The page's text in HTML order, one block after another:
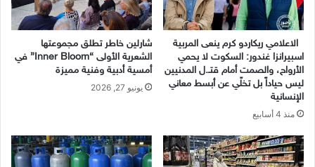
الاعلامي ريكاردو كرم ينعى المربية
اسبيرانزا غندور: السكوت لا يحمي
الأرواح، والصمت أمام قتـ.ل المدنيين
ليس حياداً بل تخلّي عن أبسط معاني
الإنسانية
منذ 4 أسابيع
شارلين خاطر تطلق مجموعتها
الشعرية الأولى “Inner Bloom” في
أمسية أدبية وفنية مميزة
يونيو 27, 2026